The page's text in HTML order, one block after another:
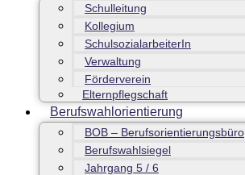
Schulleitung
Kollegium
SchulsozialarbeiterIn
Verwaltung
Förderverein
Elternpflegschaft
Berufswahlorientierung
BOB – Berufsorientierungsbüro
Berufswahlsiegel
Jahrgang 5 / 6